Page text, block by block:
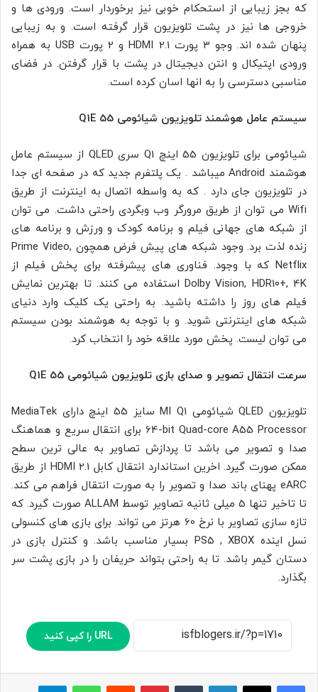
که بجز زیبایی از استحکام خوبی نیز برخوردار است. ورودی ها و
خروجی ها نیز در پشت تلویزیون قرار گرفته است. و به زیبایی
پنهان شده اند. وجو 3 پورت HDMI 2.1 و 2 پورت USB به همراه
ورودی اپتیکال و انتن دیجیتال در پشت با قرار گرفتن. در فضای
مناسبی دسترسی را به انها اسان کرده است.
سیستم عامل هوشمند تلویزیون شیائومی Q1E 55
شیائومی برای تلویزیون 55 اینچ Q1 سری QLED از سیستم عامل
هوشمند Android میباشد . یک پلتفرم جدید که در صفحه ای جدا
در تلویزیون جای دارد . که به واسطه اتصال به اینترنت از طریق
Wifi می توان از طریق مرورگر وب وبگردی راحتی داشت. می توان
از شبکه های جهانی فیلم و برنامه کودک و ورزش و برنامه های
زنده لذت برد. وجود شبکه های پیش فرض همچون Prime Video,
Netflix که با وجود. فناوری های پیشرفته برای پخش فیلم از
Dolby Vision, HDR10+, 4K استفاده می کنند. تا بهترین نمایش
فیلم های روز را داشته باشید. به راحتی یک کلیک وارد دنیای
شبکه های اینترنتی شوید. و با توجه به هوشمند بودن سیستم
می توان لیست. پخش مورد علاقه خود را انتخاب کرد.
سرعت انتقال تصویر و صدای بازی تلویزیون شیائومی Q1E 55
تلویزیون QLED شیائومی MI Q1 سایز 55 اینچ دارای MediaTek
64-bit Quad-core A55 Processor برای انتقال سریع و هماهنگ
صدا و تصویر می باشد تا پردازش تصاویر به عالی ترین سطح
ممکن صورت گیرد. اخرین استاندارد انتقال کابل HDMI 2.1 از طریق
eARC پهنای باند صدا و تصویر را به صورت انتقال فراهم می کند.
تا تاخیر تنها 5 میلی ثانیه تصاویر توسط ALLAM صورت گیرد. که
تازه سازی تصاویر با نرخ 60 هرتز می تواند. برای بازی های کنسولی
نسل اینده PS5 , XBOX بسیار مناسب باشد. و کنترل بازی در
دستان گیمر باشد. تا به راحتی بتواند حریفان را در بازی پشت سر
بگذارد.
URL را کپی کنید
لینکدین ‫تامبلر پینترست‫رددیت واتس آپ تلگرام